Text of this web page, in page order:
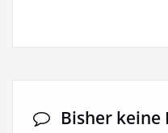
Bisher